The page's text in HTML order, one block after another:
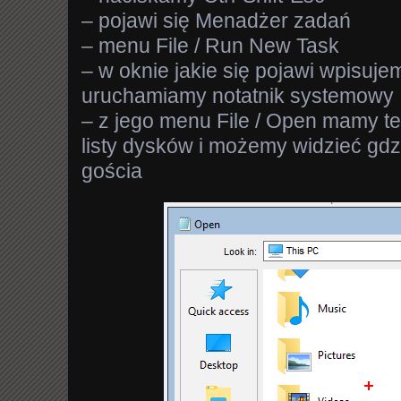
– pojawi się Menadżer zadań
– menu File / Run New Task
– w oknie jakie się pojawi
uruchamiamy notatnik systemowy
– z jego menu File / Open mamy
listy dysków i możemy widzieć
gościa